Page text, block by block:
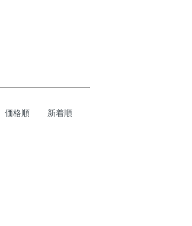
価格順 新着順